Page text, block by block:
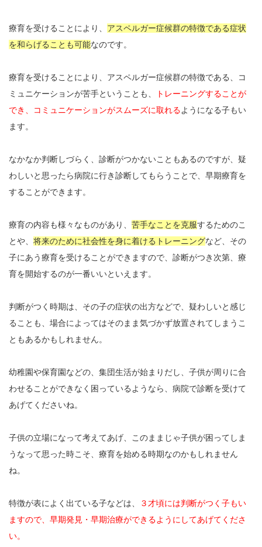
療育を受けることにより、 アスペルガー症候群の特徴である症状
を和らげることも可能なのです。
療育を受けることにより、アスペルガー症候群の特徴である、コ
ミュニケーションが苦手ということも、
トレーニングすることが
でき、コミュニケーションがスムーズに取れるようになる子もい
ます。
なかなか判断しづらく、診断がつかないこともあるのですが、疑
わしいと思ったら病院に行き診断してもらうことで、早期療育を
することができます。
療育の内容も様々なものがあり、 苦手なことを克服するためのこ
とや、 将来のために社会性を身に着けるトレーニングなど、その
子にあう療育を受けることができますので、診断がつき次第、療
育を開始するのが一番いいといえます。
判断がつく時期は、その子の症状の出方などで、疑わしいと感じ
ることも、場合によってはそのまま気づかず放置されてしまうこ
ともあるかもしれません。
幼稚園や保育園などの、集団生活が始まりだし、子供が周りに合
わせることができなく困っているようなら、病院で診断を受けて
あげてくださいね。
子供の立場になって考えてあげ、このままじゃ子供が困ってしま
うなって思った時こそ、療育を始める時期なのかもしれません
ね。
特徴が表によく出ている子などは、
３才頃には判断がつく子もい
ますので、早期発見・早期治療ができるようにしてあげてくださ
い。